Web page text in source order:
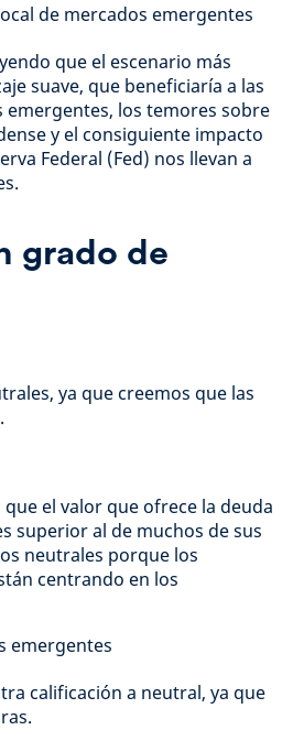
de mercados emergentes
que el escenario más
suave, que beneficiaría a las
emergentes, los temores sobre
y el consiguiente impacto
Federal (Fed) nos llevan a
grado de
ya que creemos que las
el valor que ofrece la deuda
superior al de muchos de sus
neutrales porque los
centrando en los
emergentes
calificación a neutral, ya que